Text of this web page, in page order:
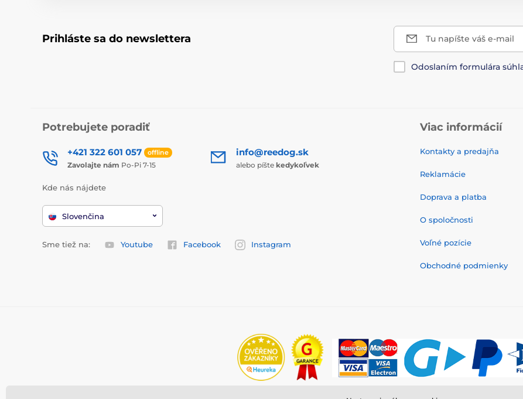
Prihláste sa do newslettera Tu napíšte váš e-mail
Odoslaním formulára
Potrebujete poradiť
+421 322 601 057 offline
Zavolajte nám Po-Pi 7-15
info@reedog.sk
alebo píšte kedykoľvek
Kde nás nájdete
Slovenčina
Sme tiež na: Youtube Facebook Instagram
Viac informácií
Kontakty a predajňa
Reklamácie
Doprava a platba
O spoločnosti
Voľné pozície
Obchodné podmienky